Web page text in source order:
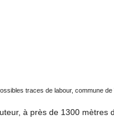
traces de labour, commune de
à près de 1300 mètres